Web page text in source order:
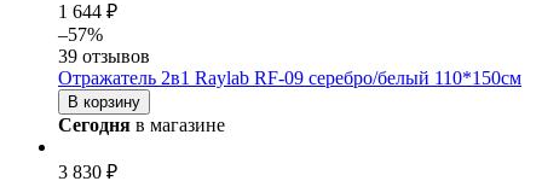
1 644 ₽
–57%
39 отзывов
Отражатель 2в1 Raylab RF-09 серебро/белый 110*150см
В корзину
Сегодня в магазине
3 830 ₽